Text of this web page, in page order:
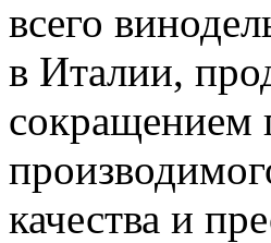
всего
в Италии,
сокращением
качества и